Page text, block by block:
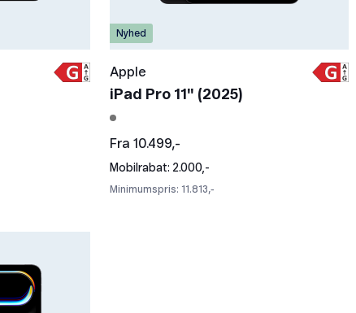
Nyhed
Apple
iPad Pro 11" (2025)
Fra 10.499,-
Mobilrabat: 2.000,-
Minimumspris: 11.813,-